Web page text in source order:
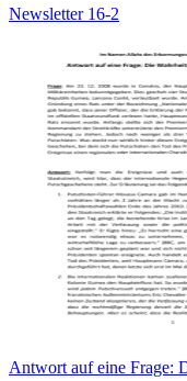
Newsletter 16-2
Antwort auf eine Frage: